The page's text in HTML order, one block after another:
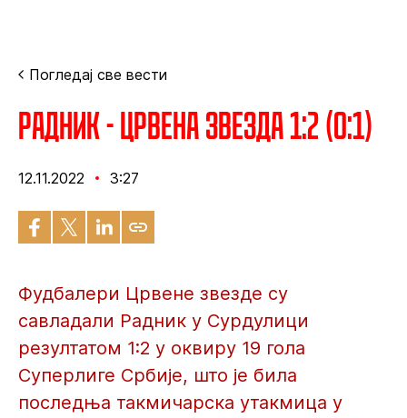
Погледај све вести
Радник - Црвена звезда 1:2 (0:1)
12.11.2022 3:27
Фудбалери Црвене звезде су
савладали Радник у Сурдулици
резултатом 1:2 у оквиру 19 гола
Суперлиге Србије, што је била
последња такмичарска утакмица у